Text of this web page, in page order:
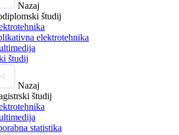
Nazaj
študij
elektrotehnika
študij
Nazaj
študij
statistika